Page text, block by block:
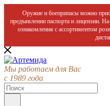
Оружие и боеприпасы можно
предъявлении паспорта и лицензии.
ознакомления с ассортиментом
Мы работаем для Вас
с 1989 года